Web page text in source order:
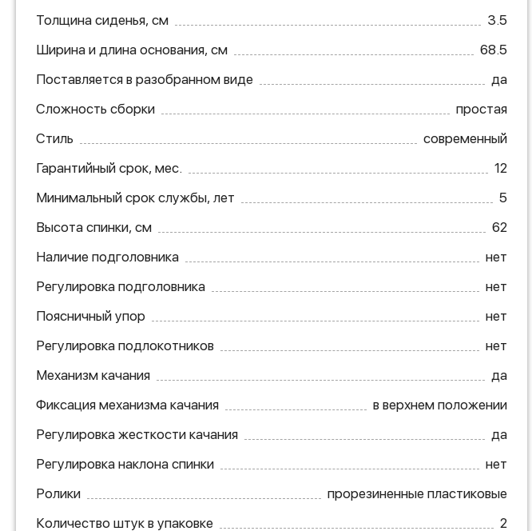
Толщина сиденья, см
3.5
Ширина и длина основания, см
68.5
Поставляется в разобранном виде
да
Сложность сборки
простая
Стиль
современный
Гарантийный срок, мес.
12
Минимальный срок службы, лет
5
Высота спинки, см
62
Наличие подголовника
нет
Регулировка подголовника
нет
Поясничный упор
нет
Регулировка подлокотников
нет
Механизм качания
да
Фиксация механизма качания
в верхнем положении
Регулировка жесткости качания
да
Регулировка наклона спинки
нет
Ролики
прорезиненные пластиковые
Количество штук в упаковке
2